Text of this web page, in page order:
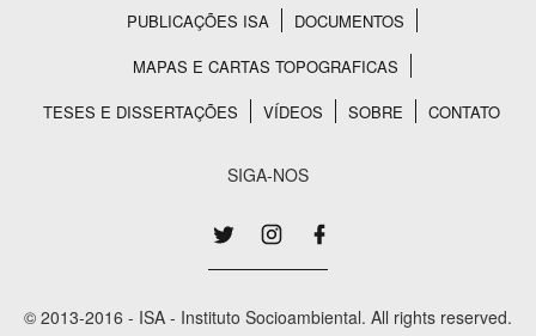
Rodapé
PUBLICAÇÕES ISA
DOCUMENTOS
MAPAS E CARTAS TOPOGRAFICAS
TESES E DISSERTAÇÕES
VÍDEOS SOBRE CONTATO
SIGA-NOS
© 2013-2016 - ISA - Instituto Socioambiental. All rights reserved.